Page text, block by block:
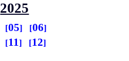
2025
05
06
11 12